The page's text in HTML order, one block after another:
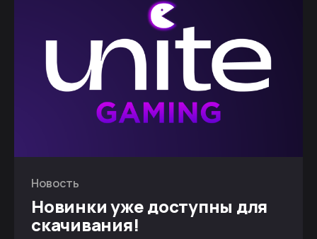
Новость
Новинки уже доступны для
скачивания!